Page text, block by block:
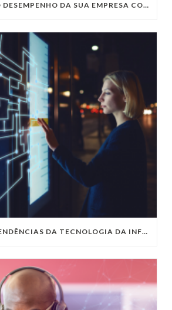
POTENCIALIZE O DESEMPENHO DA SUA EMPRESA COM OS SERVIÇOS DE TI DA VIVO VITA
QUAIS SÃO AS TENDÊNCIAS DA TECNOLOGIA DA INFORMAÇÃO PARA 2023?